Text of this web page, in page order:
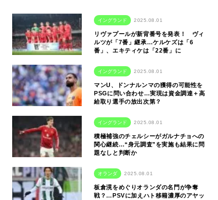
イングランド 2025.08.01
リヴァプールが新背番号を発表！ ヴィ
ルツが「7番」継承…ケルケズは「6
番」、エキティケは「22番」に
イングランド 2025.08.01
マンU、ドンナルンマの獲得の可能性を
PSGに問い合わせ…実現は資金調達＋高
給取り選手の放出次第？
イングランド 2025.08.01
積極補強のチェルシーがガルナチョへの
関心継続…“身元調査”を実施も結果に問
題なしと判断か
オランダ 2025.08.01
板倉滉をめぐりオランダの名門が争奪
戦？…PSVに加えハト移籍濃厚のアヤッ